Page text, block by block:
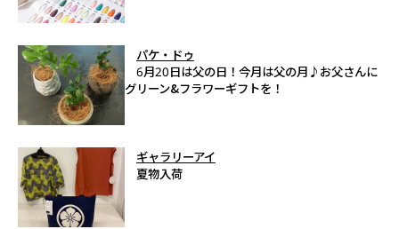
パケ・ドゥ
6月20日は父の日！今月は父の月♪お父さんに
グリーン&フラワーギフトを！
ギャラリーアイ
夏物入荷